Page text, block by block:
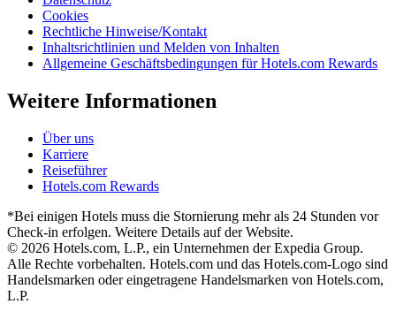
Cookies
Rechtliche Hinweise/Kontakt
Inhaltsrichtlinien und Melden von Inhalten
Allgemeine Geschäftsbedingungen für Hotels.com Rewards
Weitere Informationen
Über uns
Karriere
Reiseführer
Hotels.com Rewards
*Bei einigen Hotels muss die Stornierung mehr als 24 Stunden vor
Check-in erfolgen. Weitere Details auf der Website.
© 2026 Hotels.com, L.P., ein Unternehmen der Expedia Group.
Alle Rechte vorbehalten. Hotels.com und das Hotels.com-Logo sind
Handelsmarken oder eingetragene Handelsmarken von Hotels.com,
L.P.